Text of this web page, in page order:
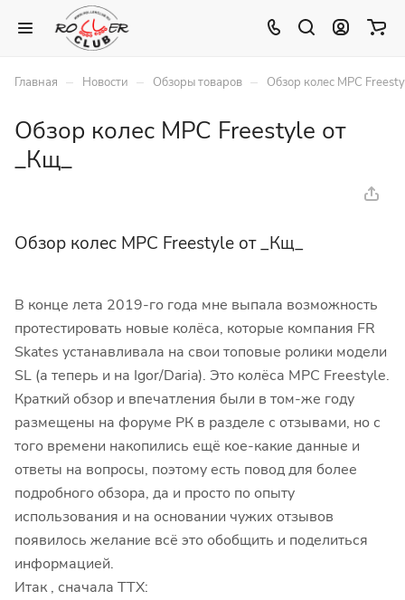
Главная – Новости – Обзоры товаров – Обзор колес MPC
Обзор колес MPC Freestyle от
_Кщ_
Обзор колес MPC Freestyle от _Кщ_
В конце лета 2019-го года мне выпала возможность
протестировать новые колёса, которые компания FR
Skates устанавливала на свои топовые ролики модели
SL (а теперь и на Igor/Daria). Это колёса MPC Freestyle.
Краткий обзор и впечатления были в том-же году
размещены на форуме РК в разделе с отзывами, но с
того времени накопились ещё кое-какие данные и
ответы на вопросы, поэтому есть повод для более
подробного обзора, да и просто по опыту
использования и на основании чужих отзывов
появилось желание всё это обобщить и поделиться
информацией.
Итак , сначала ТТХ: